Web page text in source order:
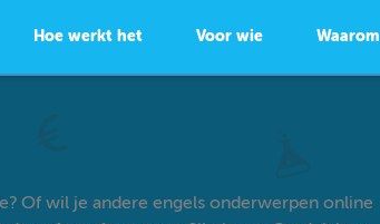
Hoe werkt het Voor wie Waarom
Of wil je andere engels onderwerpen online